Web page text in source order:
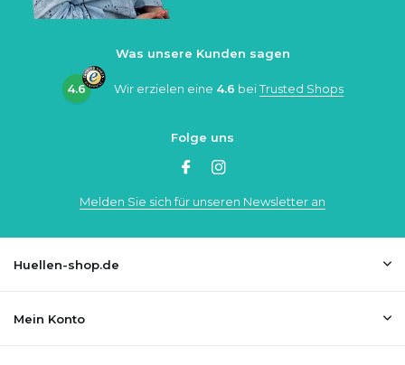
Was unsere Kunden sagen
4.6 Wir erzielen eine 4.6 beiTrusted Shops
Folge uns
Melden Sie sich für unseren Newsletter an
Huellen-shop.de
Mein Konto